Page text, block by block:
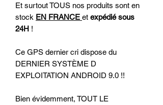
Et surtout TOUS nos produits sont en
stock EN FRANCE et expédié sous
24H !
Ce GPS dernier cri dispose du
DERNIER SYSTÈME D
EXPLOITATION ANDROID 9.0 !!
Bien évidemment, TOUT LE